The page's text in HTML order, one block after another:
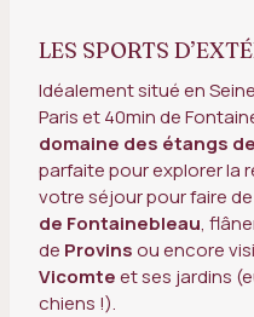
LES SPORTS
Idéalement situé en
Paris et 40min de
domaine des étangs
parfaite pour explorer la
votre séjour pour faire
de Fontainebleau,
de Provinsou encore
Vicomteet ses jardins
chiens !).